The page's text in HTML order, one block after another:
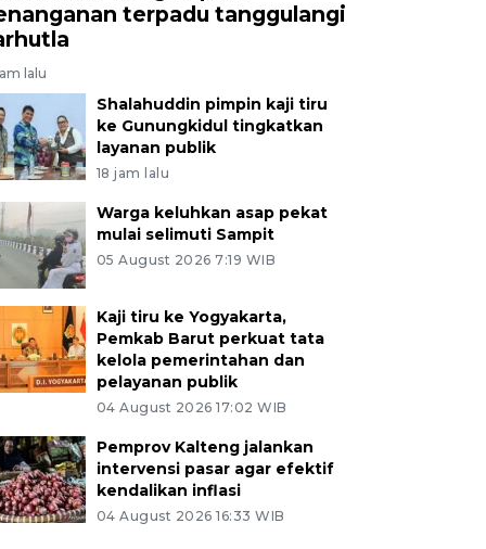
terpadu tanggulangi
lalu
Shalahuddin pimpin kaji tiru
ke Gunungkidul tingkatkan
layanan publik
18 jam lalu
Warga keluhkan asap pekat
mulai selimuti Sampit
05 August 2026 7:19 WIB
Kaji tiru ke Yogyakarta,
Pemkab Barut perkuat tata
kelola pemerintahan dan
pelayanan publik
04 August 2026 17:02 WIB
Pemprov Kalteng jalankan
intervensi pasar agar efektif
kendalikan inflasi
04 August 2026 16:33 WIB